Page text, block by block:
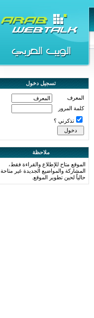
تسجيل دخول
المعرف
كلمة المرور
تذكرني ؟
ملاحظة
الموقع متاح للإطلاع والقراءة فقط،
المشاركة والمواضيع الجديدة غير متاحة
حالياً لحين تطوير الموقع.